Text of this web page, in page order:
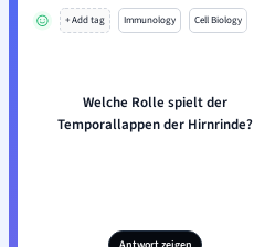
+ Add tag Immunology Cell Biology
Welche Rolle spielt der
Temporallappen der Hirnrinde?